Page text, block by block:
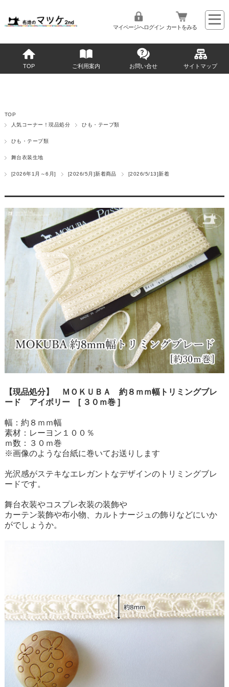
マイページへログイン カートをみる
TOP ご利用案内 お問い合せ サイトマップ
TOP
人気コーナー！現品処分
ひも・テープ類
ひも・テープ類
舞台衣装生地
[2026年1月～6月] [2026/5月]新着商品 [2026/5/13]新着
【現品処分】 ＭＯＫＵＢＡ 約８ｍｍ幅トリミングブレ
ード アイボリー [ ３０ｍ巻 ]
幅：約８ｍｍ幅
素材：レーヨン１００％
ｍ数：３０ｍ巻
※画像のような台紙に巻いてお送りします
光沢感がステキなエレガントなデザインのトリミングブレ
ードです。
舞台衣装やコスプレ衣装の装飾や
カーテン装飾や布小物、カルトナージュの飾りなどにいか
がでしょうか。